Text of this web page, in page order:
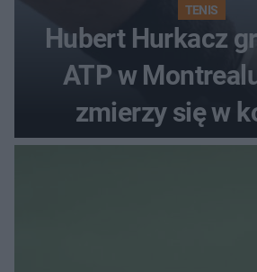
TENIS
Hubert Hurkacz
ATP w
zmierzy się w
rundzie?